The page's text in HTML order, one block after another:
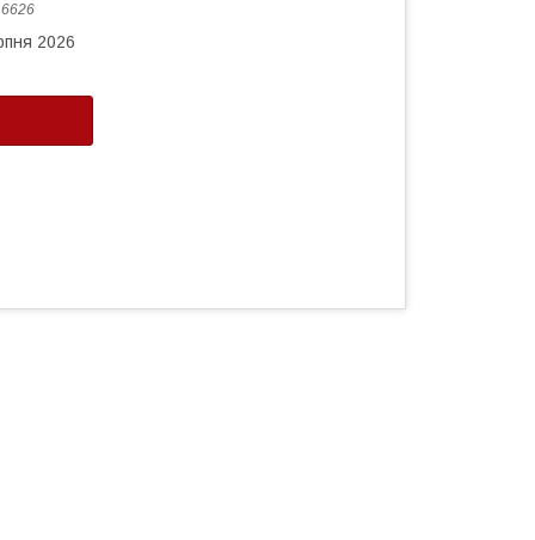
6626
2026